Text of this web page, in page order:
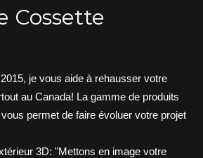
Cossette
je vous aide à rehausser votre
au Canada! La gamme de produits
permet de faire évoluer votre projet
3D: "Mettons en image votre